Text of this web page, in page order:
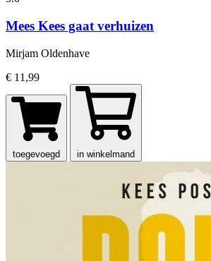
Mees Kees gaat verhuizen
Mirjam Oldenhave
€ 11,99
toegevoegd in winkelmand